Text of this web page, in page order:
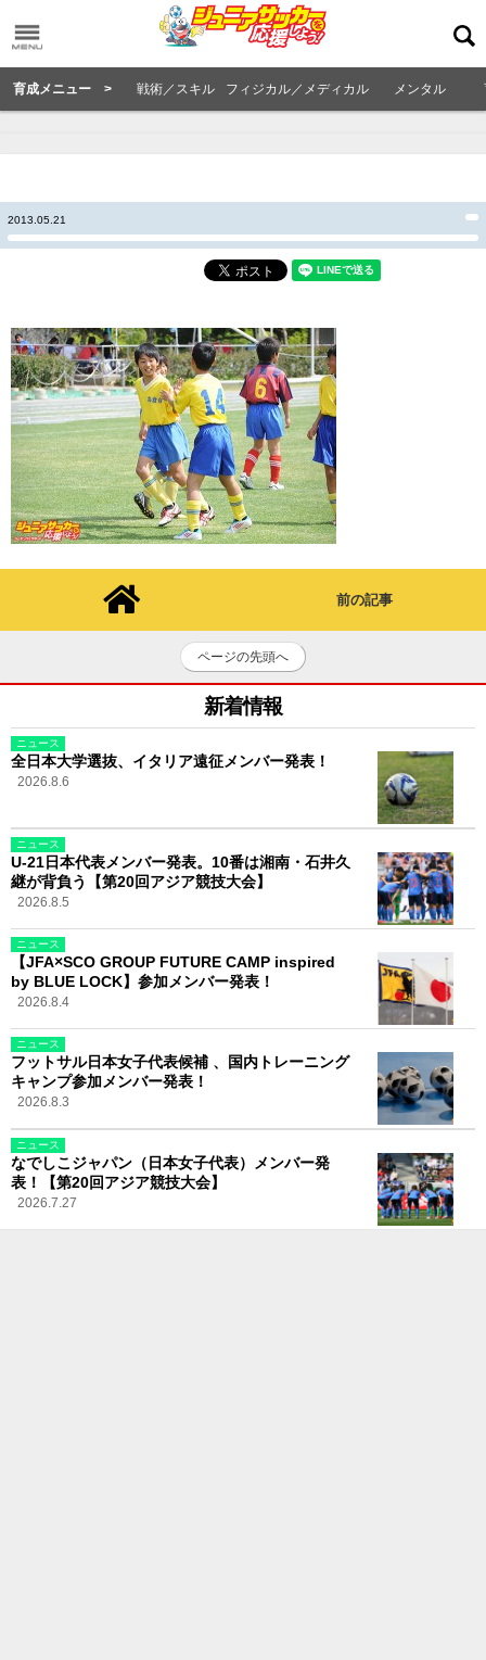
育成メニュー > 戦術／スキル フィジカル／メディカル メンタル
2013.05.21
前の記事
ページの先頭へ
新着情報
ニュース
全日本大学選抜、イタリア遠征メンバー発表！
2026.8.6
ニュース
U-21日本代表メンバー発表。10番は湘南・石井久
継が背負う【第20回アジア競技大会】
2026.8.5
ニュース
【JFA×SCO GROUP FUTURE CAMP inspired
by BLUE LOCK】参加メンバー発表！
2026.8.4
ニュース
フットサル日本女子代表候補 、国内トレーニング
キャンプ参加メンバー発表！
2026.8.3
ニュース
なでしこジャパン（日本女子代表）メンバー発
表！【第20回アジア競技大会】
2026.7.27